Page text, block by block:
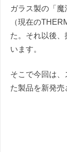
ガラス製の「
（現在の
た。それ以後
います。
そこで今回は
た製品を新発売